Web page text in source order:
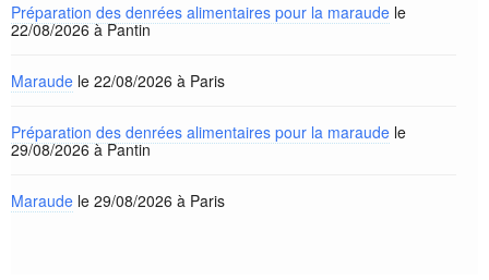
Préparation des denrées alimentaires pour la maraude le
22/08/2026 à Pantin
Maraude le 22/08/2026 à Paris
Préparation des denrées alimentaires pour la maraude le
29/08/2026 à Pantin
Maraude le 29/08/2026 à Paris